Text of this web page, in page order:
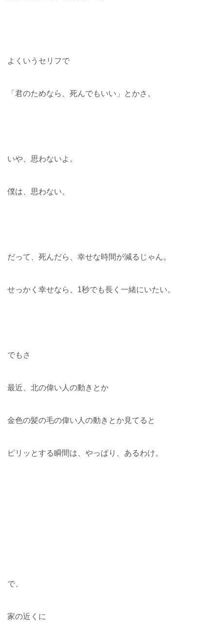
よくいうセリフで
「君のためなら、死んでもいい」とかさ。
いや、思わないよ。
僕は、思わない。
だって、死んだら、幸せな時間が減るじゃん。
せっかく幸せなら、1秒でも長く一緒にいたい。
でもさ
最近、北の偉い人の動きとか
金色の髪の毛の偉い人の動きとか見てると
ピリッとする瞬間は、やっぱり、あるわけ。
で、
家の近くに